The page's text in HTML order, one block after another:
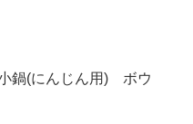
鍋(にんじん用) ボウ